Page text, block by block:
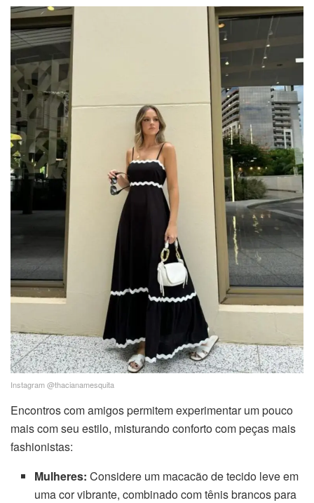
Instagram @thacianamesquita
Encontros com amigos permitem experimentar um pouco
mais com seu estilo, misturando conforto com peças mais
fashionistas:
Mulheres: Considere um macacão de tecido leve em
uma cor vibrante, combinado com tênis brancos para